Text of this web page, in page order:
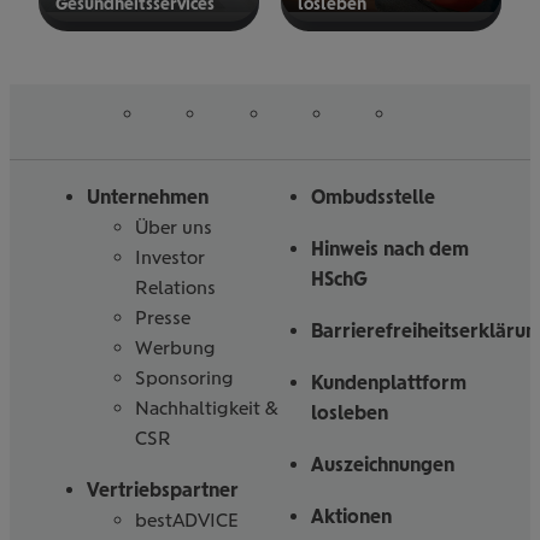
Gesund­heits­ser­vices los­le­ben
Unternehmen
Über uns
Investor
Relations
Presse
Werbung
Sponsoring
Nachhaltigkeit &
CSR
Vertriebspartner
bestADVICE
Ombudsstelle
Hinweis nach dem
HSchG
Kundenplattform
losleben
Auszeichnungen
Aktionen
uns